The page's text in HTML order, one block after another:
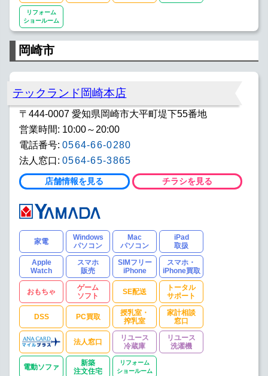
リフォーム
ショールーム
岡崎市
テックランド岡崎本店
〒444-0007 愛知県岡崎市大平町堤下55番地
営業時間: 10:00～20:00
電話番号: 0564-66-0280
法人窓口: 0564-65-3865
店舗情報を見る チラシを見る
家電
Windows
パソコン
Mac
パソコン
iPad
取扱
Apple
Watch
スマホ
販売
SIMフリー
iPhone
スマホ・
iPhone買取
おもちゃ
ゲーム
ソフト
SE配送
トータル
サポート
DSS PC買取
授乳室・
搾乳室
家計相談
窓口
法人窓口
リユース
冷蔵庫
リユース
洗濯機
電動ソファ
新築
注文住宅
リフォーム
ショールーム